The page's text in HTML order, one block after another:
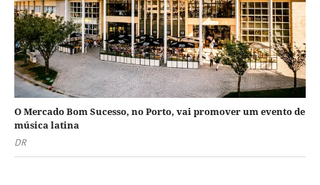
O Mercado Bom Sucesso, no Porto, vai promover um evento de
música latina
DR